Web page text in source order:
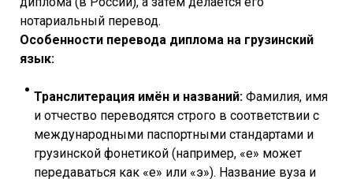
нотариальный перевод.
Особенности перевода диплома на грузинский
язык:
Транслитерация имён и названий: Фамилия, имя
и отчество переводятся строго в соответствии с
международными паспортными стандартами и
грузинской фонетикой (например, «е» может
передаваться как «е» или «э»). Название вуза и